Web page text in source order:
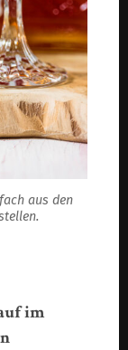
aus den
im